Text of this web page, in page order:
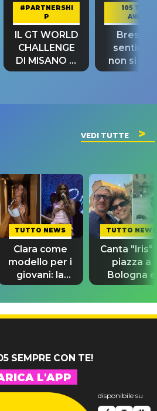
#PARTNERSHI
P
IL GT WORLD
CHALLENGE
DI MISANO si
riconferma
105 TAKE
AWAY
Bresh:
non si
fino alla
VEDI TUTTE
TUTTO NEWS
Clara come
modello per i
giovani: la
dedica
dell'ex
professore
TUTTO NEWS
Canta "Iris"
piazza a
Bologna e
spunta
Antonacci
SEMPRE CON TE!
L'APP
disponibile su